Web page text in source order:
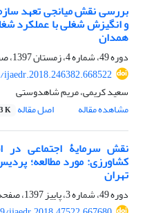
بررسی نقش میانجی تعهد
و انگیزش شغلی با عملکرد
همدان
دوره 49، شماره 4، زمستان 1397، صفحه
سعید کریمی، مریم شاهدوستی
مشاهده مقاله
اصل مقاله K
نقش سرمایۀ اجتماعی در
کشاورزی: مورد مطالعه؛
تهران
دوره 49، شماره 3، پاییز 1397، صفحه